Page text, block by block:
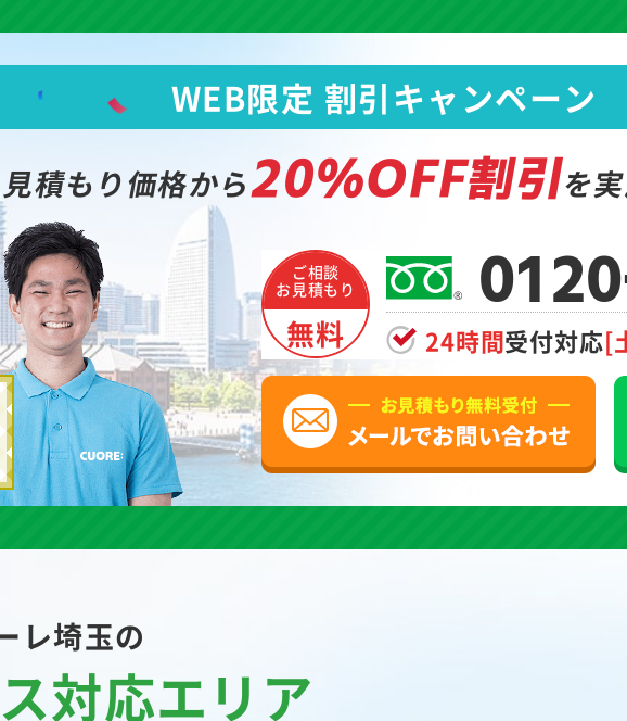
WEB限定 割引キャンペーン
見積もり価格から20%OFF割引を
ご相談
お見積もり
無料 24時間受付対応[
レ埼玉の
対応エリア